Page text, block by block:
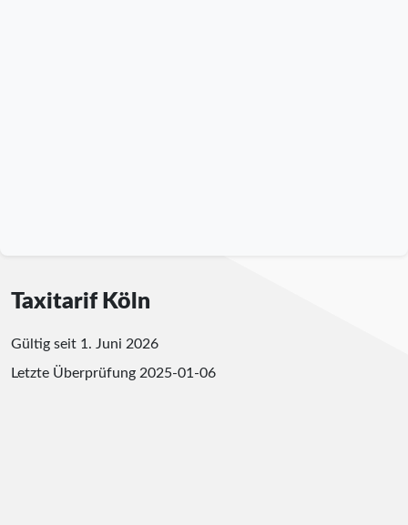
Taxitarif Köln
Gültig seit 1. Juni 2026
Letzte Überprüfung 2025-01-06